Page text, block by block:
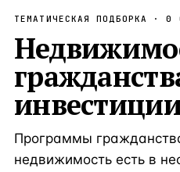
ПОПУЛЯРНЫЕ НАПРАВЛЕНИЯ
Турция
Россия
Испания —Страна
Таиланд —Страна
ТЕМАТИЧЕСКАЯ ПОДБОРКА ·0
Программы
недвижимость есть в